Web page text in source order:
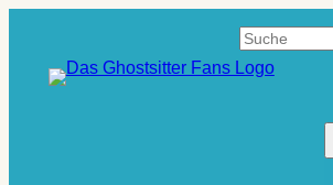
springen
Suchen